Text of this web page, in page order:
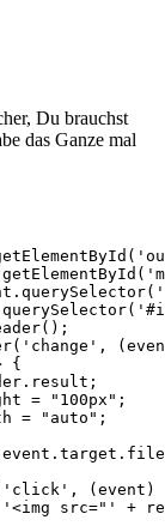
Du brauchst
das Ganze mal